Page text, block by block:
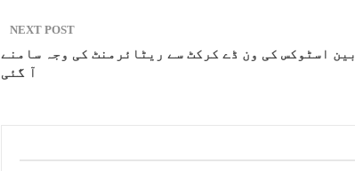
NEXT POST
بین اسٹوکس کی ون ڈے کرکٹ سے ریٹائرمنٹ کی وجہ سامنے
آ گئی